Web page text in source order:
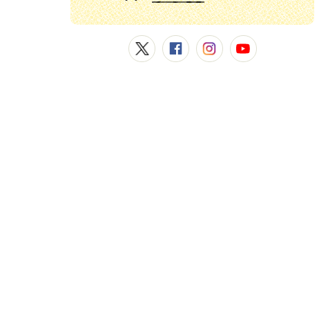
常陸大宮市公式X常陸大宮市公式Facebook常陸大宮市公式Instagram